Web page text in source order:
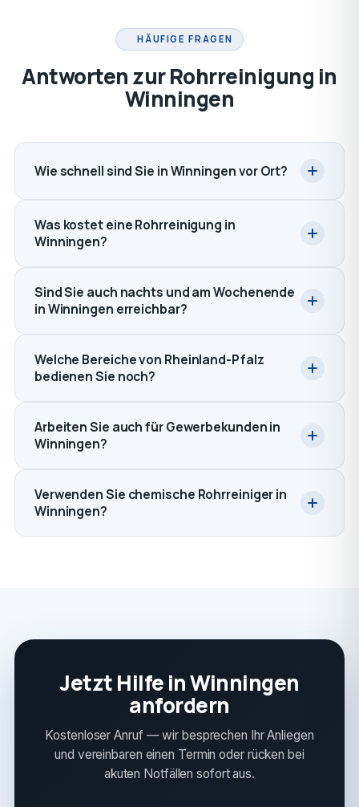
HÄUFIGE FRAGEN
Antworten zur Rohrreinigung in
Winningen
Wie schnell sind Sie in Winningen vor Ort?
Was kostet eine Rohrreinigung in
Winningen?
Sind Sie auch nachts und am Wochenende
in Winningen erreichbar?
Welche Bereiche von Rheinland-Pfalz
bedienen Sie noch?
Arbeiten Sie auch für Gewerbekunden in
Winningen?
Verwenden Sie chemische Rohrreiniger in
Winningen?
Jetzt Hilfe in Winningen
anfordern
Kostenloser Anruf — wir besprechen Ihr Anliegen
und vereinbaren einen Termin oder rücken bei
akuten Notfällen sofort aus.